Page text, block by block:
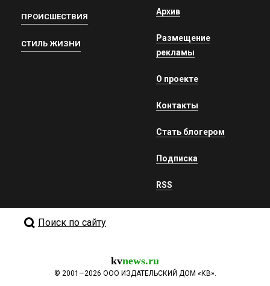
ПРОИСШЕСТВИЯ
СТИЛЬ ЖИЗНИ
Архив
Размещение
рекламы
О проекте
Контакты
Стать блогером
Подписка
RSS
Поиск по сайту
kvnews.ru
© 2001—2026 ООО ИЗДАТЕЛЬСКИЙ ДОМ «КВ».